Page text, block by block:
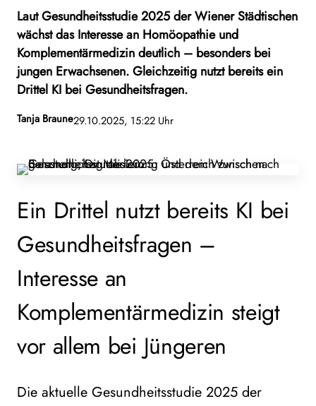
Laut Gesundheitsstudie 2025 der Wiener Städtischen
wächst das Interesse an Homöopathie und
Komplementärmedizin deutlich – besonders bei
jungen Erwachsenen. Gleichzeitig nutzt bereits ein
Drittel KI bei Gesundheitsfragen.
Tanja Braune29.10.2025, 15:22 Uhr
Ein Drittel nutzt bereits KI bei
Gesundheitsfragen –
Interesse an
Komplementärmedizin steigt
vor allem bei Jüngeren
Die aktuelle Gesundheitsstudie 2025 der